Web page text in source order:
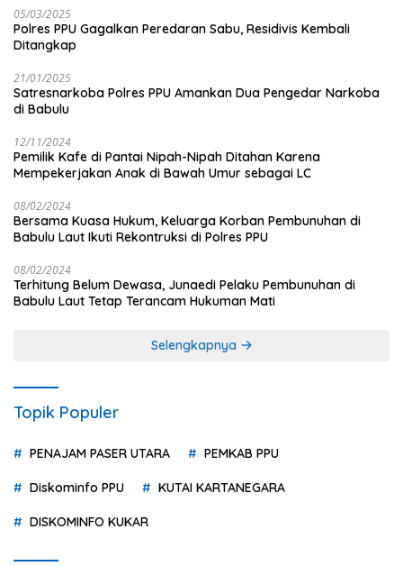
05/03/2025
Polres PPU Gagalkan Peredaran Sabu, Residivis Kembali
Ditangkap
21/01/2025
Satresnarkoba Polres PPU Amankan Dua Pengedar Narkoba
di Babulu
12/11/2024
Pemilik Kafe di Pantai Nipah-Nipah Ditahan Karena
Mempekerjakan Anak di Bawah Umur sebagai LC
08/02/2024
Bersama Kuasa Hukum, Keluarga Korban Pembunuhan di
Babulu Laut Ikuti Rekontruksi di Polres PPU
08/02/2024
Terhitung Belum Dewasa, Junaedi Pelaku Pembunuhan di
Babulu Laut Tetap Terancam Hukuman Mati
Selengkapnya
Topik Populer
PENAJAM PASER UTARA PEMKAB PPU
Diskominfo PPU KUTAI KARTANEGARA
DISKOMINFO KUKAR